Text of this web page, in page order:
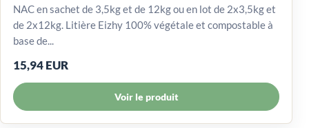
NAC en sachet de 3,5kg et de 12kg ou en lot de 2x3,5kg et
de 2x12kg. Litière Eizhy 100% végétale et compostable à
base de...
15,94 EUR
Voir le produit